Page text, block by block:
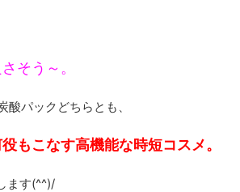
そう～。
パックどちらとも、
もこなす高機能な時短コスメ。
ます(^^)/